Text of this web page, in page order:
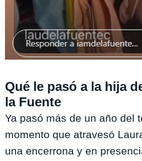
Qué le pasó a la hija
la Fuente
Ya pasó más de un año del
momento que atravesó
una encerrona y en